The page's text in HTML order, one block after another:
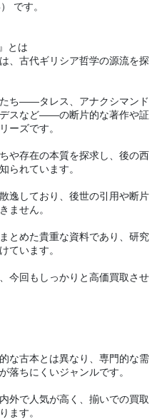
です。
とは
、古代ギリシア哲学の源流を探
ち――タレス、アナクシマンド
スなど――の断片的な著作や証
ーズです。
や存在の本質を探求し、後の西
られています。
逸しており、後世の引用や断片
ません。
とめた貴重な資料であり、研究
ています。
今回もしっかりと高価買取させ
な古本とは異なり、専門的な需
落ちにくいジャンルです。
外で人気が高く、揃いでの買取
ます。